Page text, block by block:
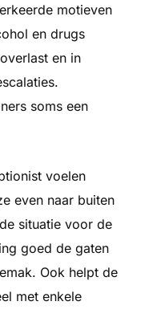
motieven
en drugs
en in
soms een
voelen
even naar buiten
situatie voor de
goed de gaten
Ook helpt de
met enkele